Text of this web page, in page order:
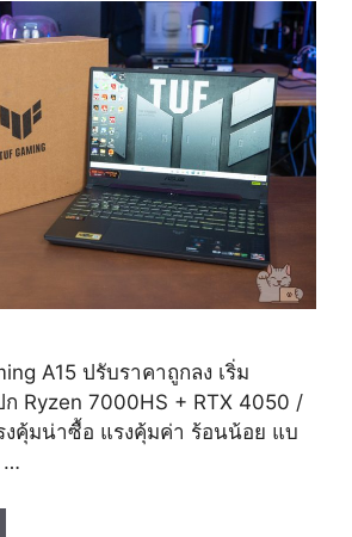
A15 ปรับราคาถูกลง เริ่ม
Ryzen 7000HS + RTX 4050 /
คุ้มน่าซื้อ แรงคุ้มค่า ร้อนน้อย แบ
…